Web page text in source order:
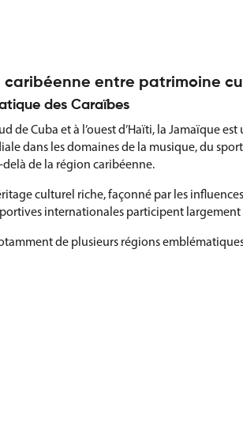
caribéenne entre patrimoine
des Caraïbes
de Cuba et à l’ouest d’Haïti, la Jamaïque
dans les domaines de la musique, du
de la région caribéenne.
culturel riche, façonné par les
internationales participent largement
de plusieurs régions